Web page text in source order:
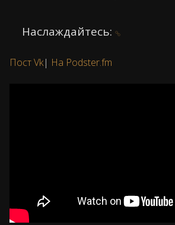
Наслаждайтесь:
Пост Vk| На Podster.fm